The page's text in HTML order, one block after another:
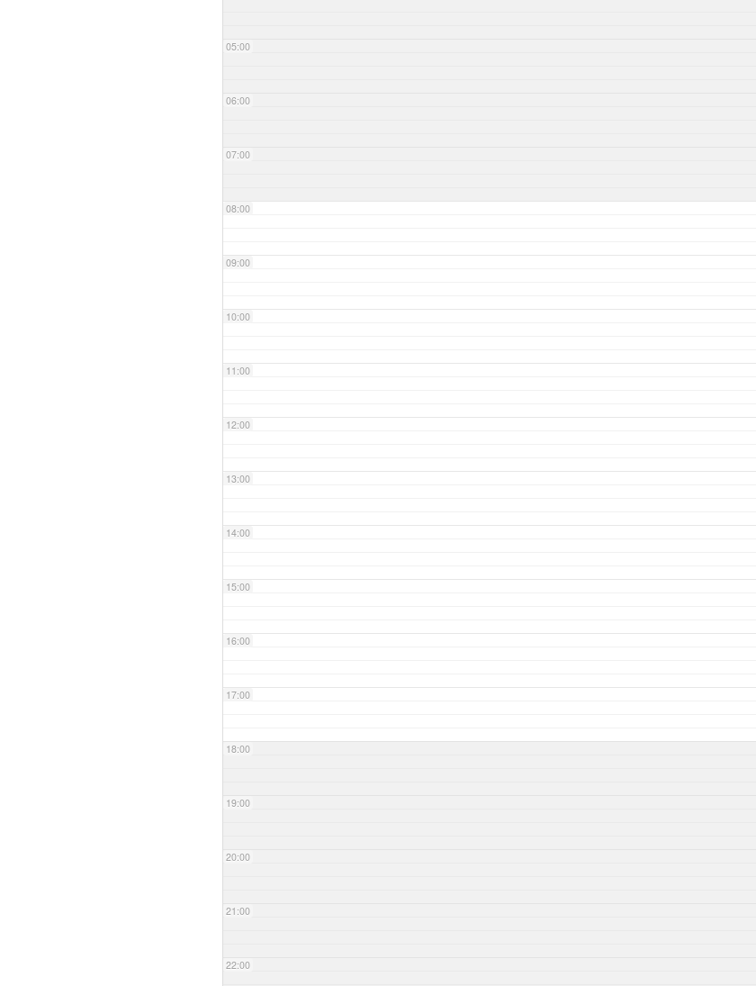
05:00
06:00
07:00
08:00
09:00
10:00
11:00
12:00
13:00
14:00
15:00
16:00
17:00
18:00
19:00
20:00
21:00
22:00